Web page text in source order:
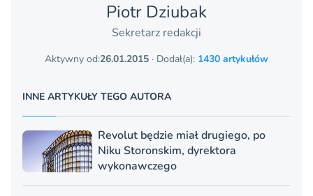
Piotr Dziubak
Sekretarz redakcji
Aktywny od:26.01.2015 · Dodał(a): 1430 artykułów
INNE ARTYKUŁY TEGO AUTORA
Revolut będzie miał drugiego, po
Niku Storonskim, dyrektora
wykonawczego